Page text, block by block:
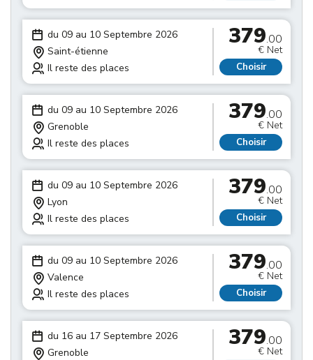
du 09 au 10 Septembre 2026
Saint-étienne
Il reste des places
379.00
€ Net
Choisir
du 09 au 10 Septembre 2026
Grenoble
Il reste des places
379.00
€ Net
Choisir
du 09 au 10 Septembre 2026
Lyon
Il reste des places
379.00
€ Net
Choisir
du 09 au 10 Septembre 2026
Valence
Il reste des places
379.00
€ Net
Choisir
du 16 au 17 Septembre 2026
Grenoble
379.00
€ Net